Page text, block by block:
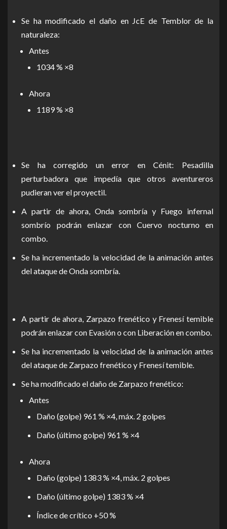
Se ha modificado el daño en JcE de Temblor de la
naturaleza:
Antes
1034 % ×8
Ahora
1189 % ×8
Se ha corregido un error en Cénit: Pesadilla
perturbadora que impedía que otros aventureros
pudieran ver el proyectil.
A partir de ahora, Onda sombría y Fuego infernal
sombrío podrán enlazar con Cuervo nocturno en
combo.
Se ha incrementado la velocidad de la animación antes
del ataque de Onda sombría.
A partir de ahora, Zarpazo frenético y Frenesí temible
podrán enlazar con Evasión o con Liberación en combo.
Se ha incrementado la velocidad de la animación antes
del ataque de Zarpazo frenético y Frenesí temible.
Se ha modificado el daño de Zarpazo frenético:
Antes
Daño (golpe) 961 % ×4, máx. 2 golpes
Daño (último golpe) 961 % ×4
Ahora
Daño (golpe) 1383 % ×4, máx. 2 golpes
Daño (último golpe) 1383 % ×4
Índice de crítico +50 %